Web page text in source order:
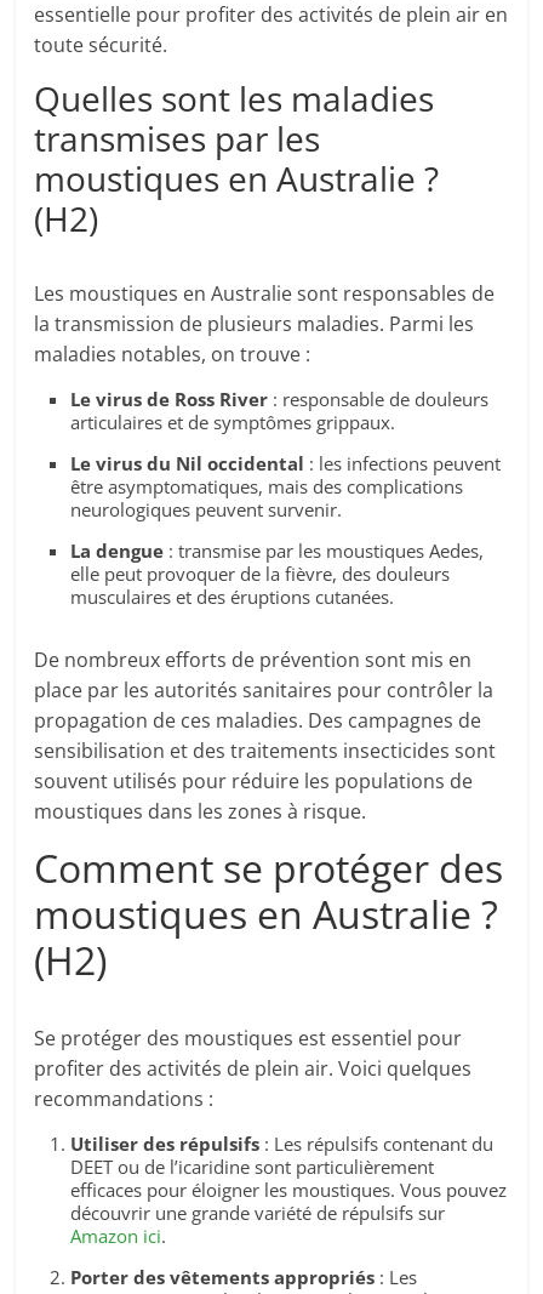
essentielle pour profiter des activités de plein air en
toute sécurité.
Quelles sont les maladies
transmises par les
moustiques en Australie ?
(H2)
Les moustiques en Australie sont responsables de
la transmission de plusieurs maladies. Parmi les
maladies notables, on trouve :
Le virus de Ross River : responsable de douleurs
articulaires et de symptômes grippaux.
Le virus du Nil occidental : les infections peuvent
être asymptomatiques, mais des complications
neurologiques peuvent survenir.
La dengue : transmise par les moustiques Aedes,
elle peut provoquer de la fièvre, des douleurs
musculaires et des éruptions cutanées.
De nombreux efforts de prévention sont mis en
place par les autorités sanitaires pour contrôler la
propagation de ces maladies. Des campagnes de
sensibilisation et des traitements insecticides sont
souvent utilisés pour réduire les populations de
moustiques dans les zones à risque.
Comment se protéger des
moustiques en Australie ?
(H2)
Se protéger des moustiques est essentiel pour
profiter des activités de plein air. Voici quelques
recommandations :
Utiliser des répulsifs : Les répulsifs contenant du
DEET ou de l’icaridine sont particulièrement
efficaces pour éloigner les moustiques. Vous pouvez
découvrir une grande variété de répulsifs sur
Amazon ici.
Porter des vêtements appropriés : Les